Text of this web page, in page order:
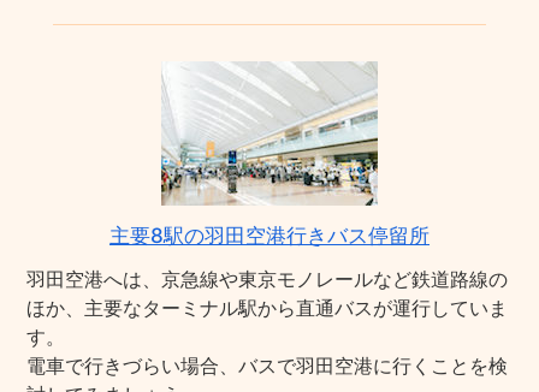
主要8駅の羽田空港行きバス停留所
羽田空港へは、京急線や東京モノレールなど鉄道路線の
ほか、主要なターミナル駅から直通バスが運行していま
す。
電車で行きづらい場合、バスで羽田空港に行くことを検